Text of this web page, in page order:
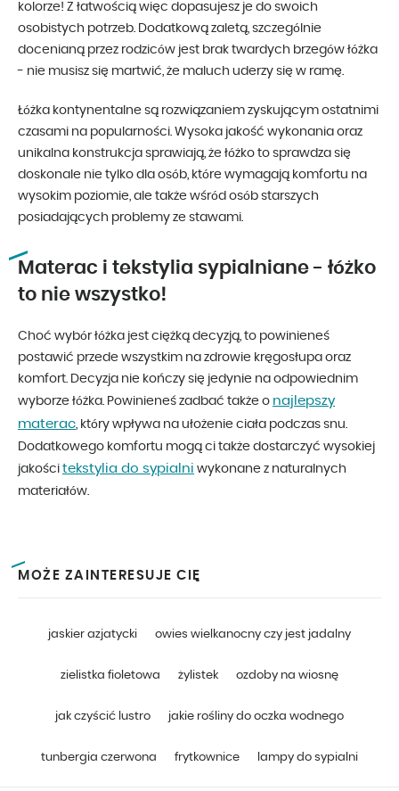
kolorze! Z łatwością więc dopasujesz je do swoich
osobistych potrzeb. Dodatkową zaletą, szczególnie
docenianą przez rodziców jest brak twardych brzegów łóżka
- nie musisz się martwić, że maluch uderzy się w ramę.
Łóżka kontynentalne są rozwiązaniem zyskującym ostatnimi
czasami na popularności. Wysoka jakość wykonania oraz
unikalna konstrukcja sprawiają, że łóżko to sprawdza się
doskonale nie tylko dla osób, które wymagają komfortu na
wysokim poziomie, ale także wśród osób starszych
posiadających problemy ze stawami.
Materac i tekstylia sypialniane - łóżko
to nie wszystko!
Choć wybór łóżka jest ciężką decyzją, to powinieneś
postawić przede wszystkim na zdrowie kręgosłupa oraz
komfort. Decyzja nie kończy się jedynie na odpowiednim
wyborze łóżka. Powinieneś zadbać także o najlepszy
materac, który wpływa na ułożenie ciała podczas snu.
Dodatkowego komfortu mogą ci także dostarczyć wysokiej
jakości tekstylia do sypialni wykonane z naturalnych
materiałów.
MOŻE ZAINTERESUJE CIĘ
jaskier azjatycki owies wielkanocny czy jest jadalny
zielistka fioletowa żylistek ozdoby na wiosnę
jak czyścić lustro jakie rośliny do oczka wodnego
tunbergia czerwona frytkownice lampy do sypialni